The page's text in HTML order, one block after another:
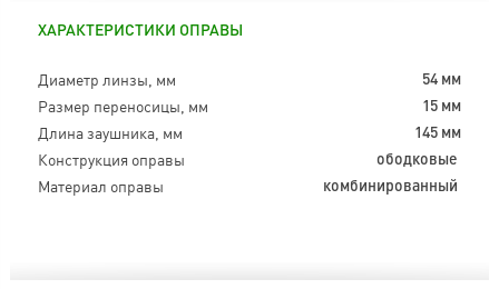
ХАРАКТЕРИСТИКИ ОПРАВЫ
Диаметр линзы, мм 54 мм
Размер переносицы, мм 15 мм
Длина заушника, мм 145 мм
Конструкция оправы ободковые
Материал оправы комбинированный